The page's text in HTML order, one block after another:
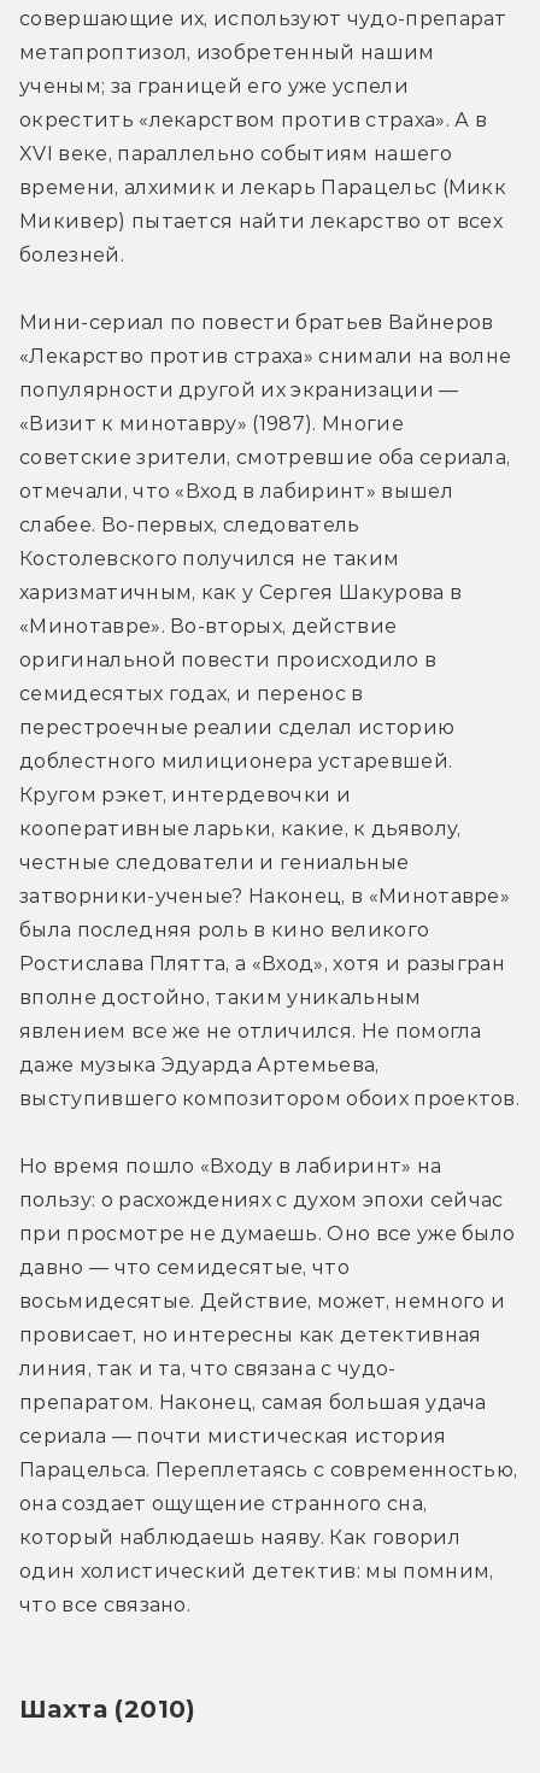
совершающие их, используют чудо-препарат
метапроптизол, изобретенный нашим
ученым; за границей его уже успели
окрестить «лекарством против страха». А в
XVI веке, параллельно событиям нашего
времени, алхимик и лекарь Парацельс (Микк
Микивер) пытается найти лекарство от всех
болезней.
Мини-сериал по повести братьев Вайнеров
«Лекарство против страха» снимали на волне
популярности другой их экранизации —
«Визит к минотавру» (1987). Многие
советские зрители, смотревшие оба сериала,
отмечали, что «Вход в лабиринт» вышел
слабее. Во-первых, следователь
Костолевского получился не таким
харизматичным, как у Сергея Шакурова в
«Минотавре». Во-вторых, действие
оригинальной повести происходило в
семидесятых годах, и перенос в
перестроечные реалии сделал историю
доблестного милиционера устаревшей.
Кругом рэкет, интердевочки и
кооперативные ларьки, какие, к дьяволу,
честные следователи и гениальные
затворники-ученые? Наконец, в «Минотавре»
была последняя роль в кино великого
Ростислава Плятта, а «Вход», хотя и разыгран
вполне достойно, таким уникальным
явлением все же не отличился. Не помогла
даже музыка Эдуарда Артемьева,
выступившего композитором обоих проектов.
Но время пошло «Входу в лабиринт» на
пользу: о расхождениях с духом эпохи сейчас
при просмотре не думаешь. Оно все уже было
давно — что семидесятые, что
восьмидесятые. Действие, может, немного и
провисает, но интересны как детективная
линия, так и та, что связана с чудо-
препаратом. Наконец, самая большая удача
сериала — почти мистическая история
Парацельса. Переплетаясь с современностью,
она создает ощущение странного сна,
который наблюдаешь наяву. Как говорил
один холистический детектив: мы помним,
что все связано.
Шахта (2010)